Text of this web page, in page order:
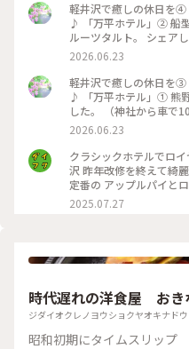
軽井沢で癒しの休日を④
♪ 「万平ホテル」② 船
ルーツタルト。 シェア
風景を楽しみながら 贅
沢 #万平ホテル #万平ホ
2026.06.23
軽井沢で癒しの休日を③
♪ 「万平ホテル」① 熊
した。 （神社から車で
れがほんとありがたく
ンタルトとフルーツタ
井沢 #万平ホテル#カフ
2026.06.23
クラシックホテルでロ
沢 昨年改修を終えて綺
定番の アップルパイと
かのジョン・レノン直
ミルクの マイルドさが
ッキー缶を自分へのお土
2025.07.27
時代遅れの洋食屋 おき
ジダイオクレノヨウショクヤオキナドウ
昭和初期にタイムスリップ